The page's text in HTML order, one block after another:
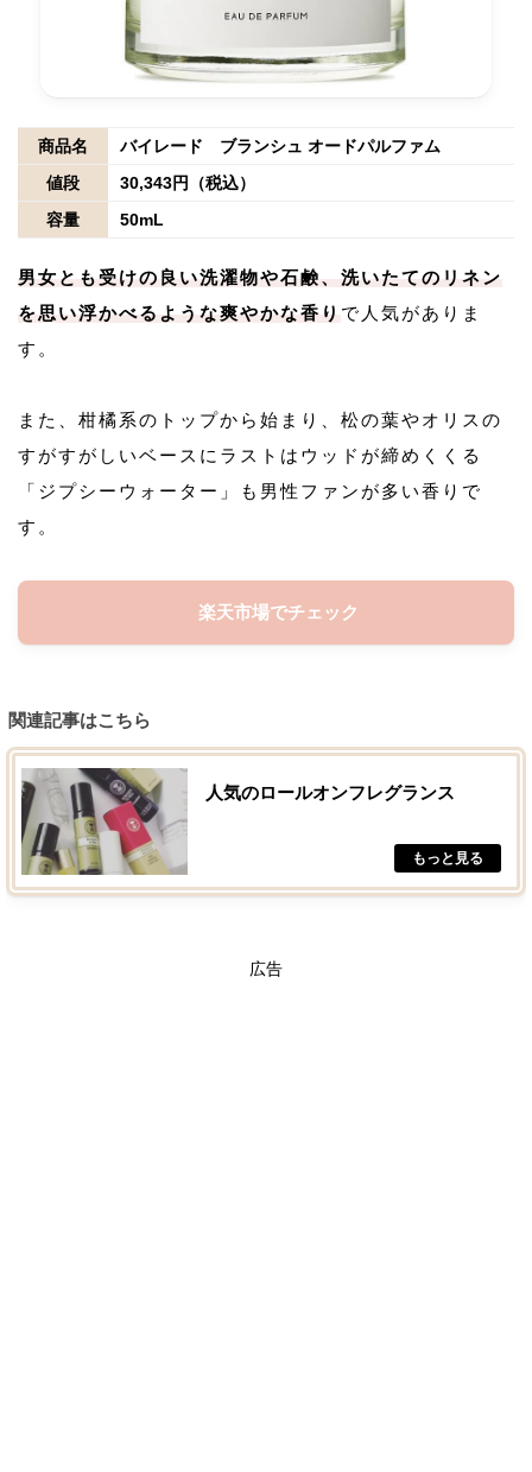
商品名
バイレード ブランシュ オードパルファム
値段
30,343円（税込）
容量
50mL
男女とも受けの良い洗濯物や石鹸、洗いたてのリネン
を思い浮かべるような爽やかな香り で人気がありま
す。
また、柑橘系のトップから始まり、松の葉やオリスの
すがすがしいベースにラストはウッドが締めくくる
「ジプシーウォーター」も男性ファンが多い香りで
す。
楽天市場でチェック
関連記事はこちら
人気のロールオンフレグランス
広告